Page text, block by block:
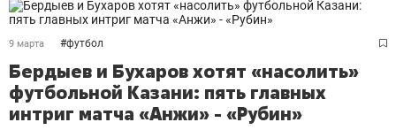
9 марта #футбол
Бердыев и Бухаров хотят «насолить»
футбольной Казани: пять главных
интриг матча «Анжи» - «Рубин»